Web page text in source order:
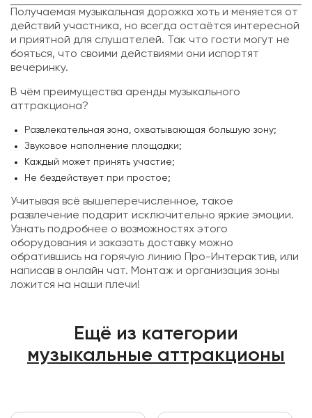
Получаемая музыкальная дорожка хоть и меняется от
действий участника, но всегда остаётся интересной
и приятной для слушателей. Так что гости могут не
бояться, что своими действиями они испортят
вечеринку.
В чём преимущества аренды музыкального
аттракциона?
Развлекательная зона, охватывающая большую зону;
Звуковое наполнение площадки;
Каждый может принять участие;
Не бездействует при простое;
Учитывая всё вышеперечисленное, такое
развлечение подарит исключительно яркие эмоции.
Узнать подробнее о возможностях этого
оборудования и заказать доставку можно
обратившись на горячую линию Про-Интерактив, или
написав в онлайн чат. Монтаж и организация зоны
ложится на наши плечи!
Ещё из категории
музыкальные аттракционы